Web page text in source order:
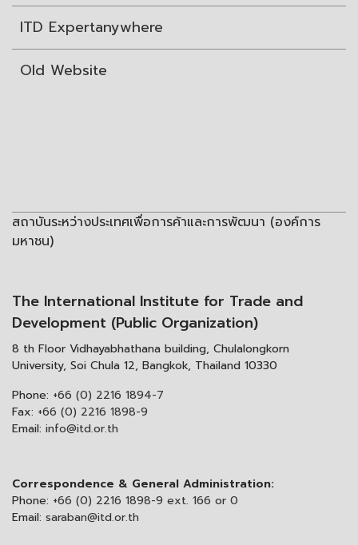
ITD Expertanywhere
Old Website
สถาบันระหว่างประเทศเพื่อการค้าและการพัฒนา (องค์การ
มหาชน)
The International Institute for Trade and
Development (Public Organization)
8 th Floor Vidhayabhathana building, Chulalongkorn
University, Soi Chula 12, Bangkok, Thailand 10330
Phone: +66 (0) 2216 1894-7
Fax: +66 (0) 2216 1898-9
Email: info@itd.or.th
Correspondence & General Administration:
Phone: +66 (0) 2216 1898-9 ext. 166 or 0
Email: saraban@itd.or.th